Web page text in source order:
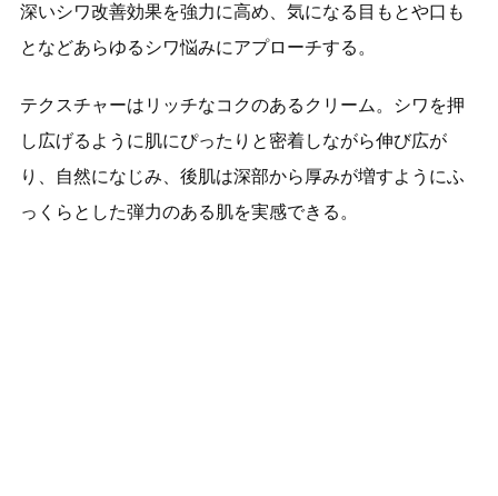
深いシワ改善効果を強力に高め、気になる目もとや口も
となどあらゆるシワ悩みにアプローチする。
テクスチャーはリッチなコクのあるクリーム。シワを押
し広げるように肌にぴったりと密着しながら伸び広が
り、自然になじみ、後肌は深部から厚みが増すようにふ
っくらとした弾力のある肌を実感できる。